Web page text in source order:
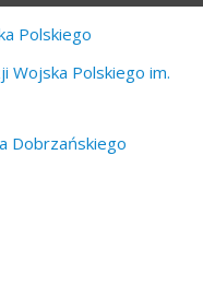
Polskiego
Wojska Polskiego im.
Dobrzańskiego